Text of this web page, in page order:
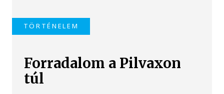
TÖRTÉNELEM
Forradalom a Pilvaxon
túl